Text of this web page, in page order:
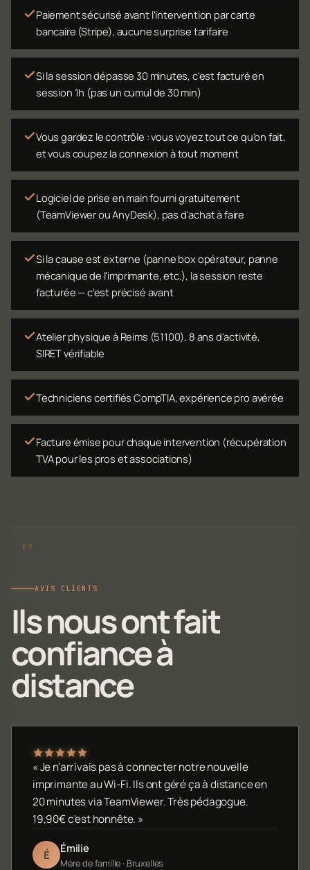
Paiement sécurisé avant l'intervention par carte
bancaire (Stripe), aucune surprise tarifaire
Si la session dépasse 30 minutes, c'est facturé en
session 1h (pas un cumul de 30 min)
Vous gardez le contrôle : vous voyez tout ce qu'on fait,
et vous coupez la connexion à tout moment
Logiciel de prise en main fourni gratuitement
(TeamViewer ou AnyDesk), pas d'achat à faire
Si la cause est externe (panne box opérateur, panne
mécanique de l'imprimante, etc.), la session reste
facturée — c'est précisé avant
Atelier physique à Reims (51100), 8 ans d'activité,
SIRET vérifiable
Techniciens certifiés CompTIA, expérience pro avérée
Facture émise pour chaque intervention (récupération
TVA pour les pros et associations)
AVIS CLIENTS
Ils nous ont fait
confiance à
distance
« Je n'arrivais pas à connecter notre nouvelle
imprimante au Wi-Fi. Ils ont géré ça à distance en
20 minutes via TeamViewer. Très pédagogue.
19,90€ c'est honnête. »
É Émilie
Mère de famille · Bruxelles